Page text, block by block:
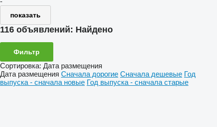
показать
116 объявлений: Найдено
Фильтр
Сортировка: Дата размещения
Дата размещения Сначала дорогие Сначала дешевые Год
выпуска - сначала новые Год выпуска - сначала старые